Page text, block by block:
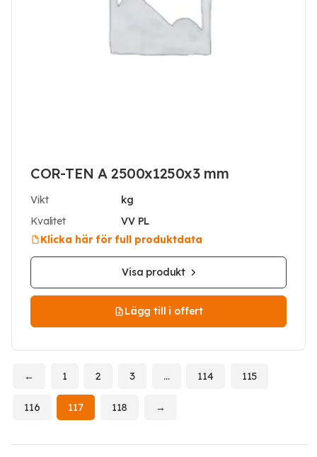
COR-TEN A 2500x1250x3 mm
Vikt
kg
Kvalitet
VV PL
Klicka här för full produktdata
Visa produkt
Lägg till i offert
← 1 2 3 … 114 115
116 117 118 →